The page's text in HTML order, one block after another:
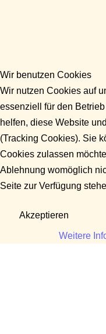
Wir benutzen Cookies
Wir nutzen Cookies auf
essenziell für den
helfen, diese Website
(Tracking Cookies). Sie
Cookies zulassen
Ablehnung womöglich
Seite zur Verfügung
Akzeptieren
Weitere